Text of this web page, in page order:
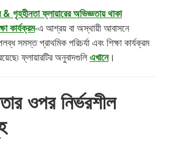
& গৃহহীনতা ফ্লায়ারের অভিজ্ঞতায় থাকা
কার্যক্রম-এ আশ্রয় বা অস্থায়ী আবাসনে
সমস্ত প্রাথমিক পরিচর্যা এবং শিক্ষা কার্যক্রম
ফ্লায়ারটির অনুবাদগুলিএখানে।
ওপর নির্ভরশীল